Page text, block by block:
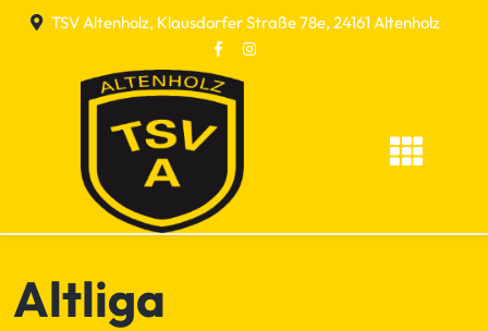
Skip
TSV Altenholz, Klausdorfer Straße 78e, 24161 Altenholz
Altliga